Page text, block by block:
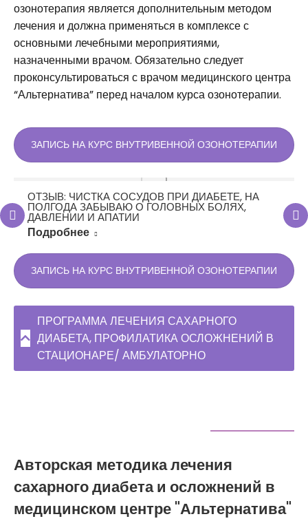
озонотерапия является дополнительным методом
лечения и должна применяться в комплексе с
основными лечебными мероприятиями,
назначенными врачом. Обязательно следует
проконсультироваться с врачом медицинского центра
“Альтернатива” перед началом курса озонотерапии.
ЗАПИСЬ НА КУРС ВНУТРИВЕННОЙ ОЗОНОТЕРАПИИ
ОТЗЫВ: ЧИСТКА СОСУДОВ ПРИ ДИАБЕТЕ, НА
ПОЛГОДА ЗАБЫВАЮ О ГОЛОВНЫХ БОЛЯХ,
ДАВЛЕНИИ И АПАТИИ
Подробнее
ЗАПИСЬ НА КУРС ВНУТРИВЕННОЙ ОЗОНОТЕРАПИИ
ПРОГРАММА ЛЕЧЕНИЯ САХАРНОГО
ДИАБЕТА, ПРОФИЛАТИКА ОСЛОЖНЕНИЙ В
СТАЦИОНАРЕ/ АМБУЛАТОРНО
Авторская методика лечения
сахарного диабета и осложнений в
медицинском центре "Альтернатива"